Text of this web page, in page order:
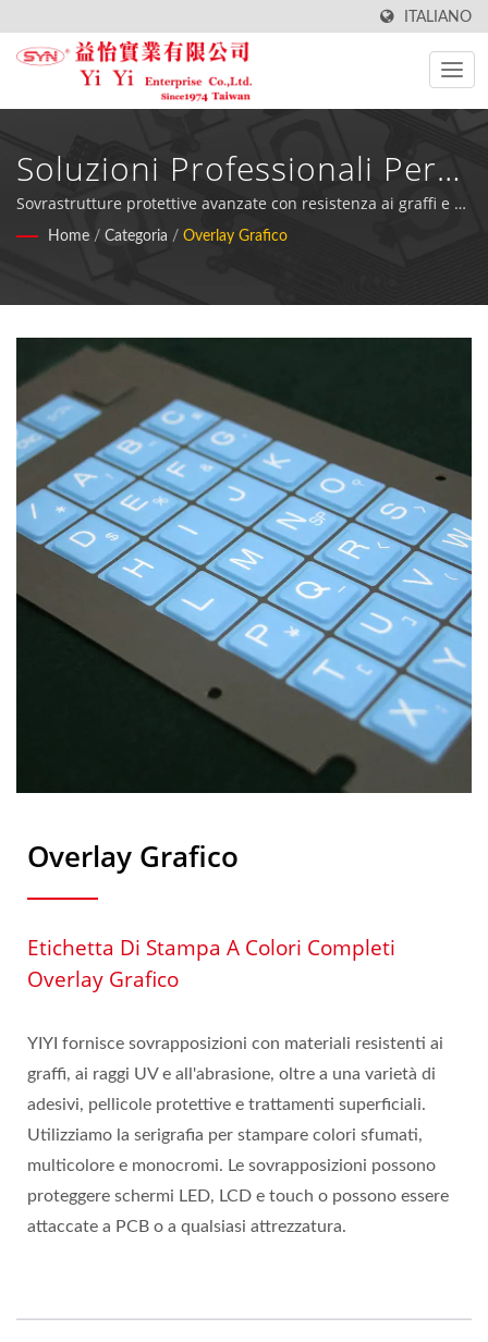
ITALIANO
Soluzioni Professionali Per
La Produzione Di
Sovrastrutture Grafiche
Sovrastrutture protettive avanzate con resistenza ai graffi e ai
raggi UV per la protezione dell'elettronica e la
Home / Categoria / Overlay Grafico
Overlay Grafico
Etichetta Di Stampa A Colori Completi
Overlay Grafico
YIYI fornisce sovrapposizioni con materiali resistenti ai
graffi, ai raggi UV e all'abrasione, oltre a una varietà di
adesivi, pellicole protettive e trattamenti superficiali.
Utilizziamo la serigrafia per stampare colori sfumati,
multicolore e monocromi. Le sovrapposizioni possono
proteggere schermi LED, LCD e touch o possono essere
attaccate a PCB o a qualsiasi attrezzatura.